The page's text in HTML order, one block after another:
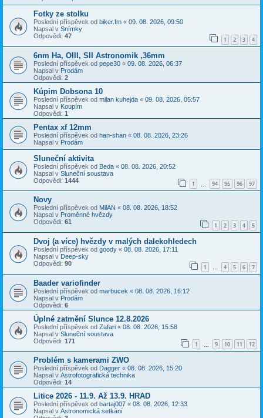
Fotky ze stolku
Poslední příspěvek od biker.fm « 09. 08. 2026, 09:50
Napsal v Snímky
Odpovědi: 47 1 2 3 4
6nm Ha, OIII, SII Astronomik ,36mm
Poslední příspěvek od pepe30 « 09. 08. 2026, 06:37
Napsal v Prodám
Odpovědi: 2
Kúpim Dobsona 10
Poslední příspěvek od milan kuhejda « 09. 08. 2026, 05:57
Napsal v Koupím
Odpovědi: 1
Pentax xf 12mm
Poslední příspěvek od han-shan « 08. 08. 2026, 23:26
Napsal v Prodám
Sluneční aktivita
Poslední příspěvek od Beda « 08. 08. 2026, 20:52
Napsal v Sluneční soustava
Odpovědi: 1444 1 94 95 96 97
Novy
Poslední příspěvek od MilAN « 08. 08. 2026, 18:52
Napsal v Proměnné hvězdy
Odpovědi: 61 1 2 3 4 5
Dvoj (a více) hvězdy v malých dalekohledech
Poslední příspěvek od goody « 08. 08. 2026, 17:11
Napsal v Deep-sky
Odpovědi: 90 1 … 4 5 6 7
Baader variofinder
Poslední příspěvek od marbucek « 08. 08. 2026, 16:12
Napsal v Prodám
Odpovědi: 6
Úplné zatmění Slunce 12.8.2026
Poslední příspěvek od Zafari « 08. 08. 2026, 15:58
Napsal v Sluneční soustava
Odpovědi: 171 1 9 10 11 12
Problém s kamerami ZWO
Poslední příspěvek od Dagger « 08. 08. 2026, 15:20
Napsal v Astrofotografická technika
Odpovědi: 14
Litice 2026 - 11.9. Až 13.9. HRAD
Poslední příspěvek od bartaj007 « 08. 08. 2026, 12:33
Napsal v Astronomická setkání